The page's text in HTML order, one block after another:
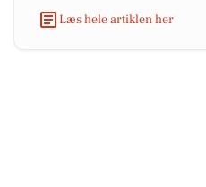
Læs hele artiklen her